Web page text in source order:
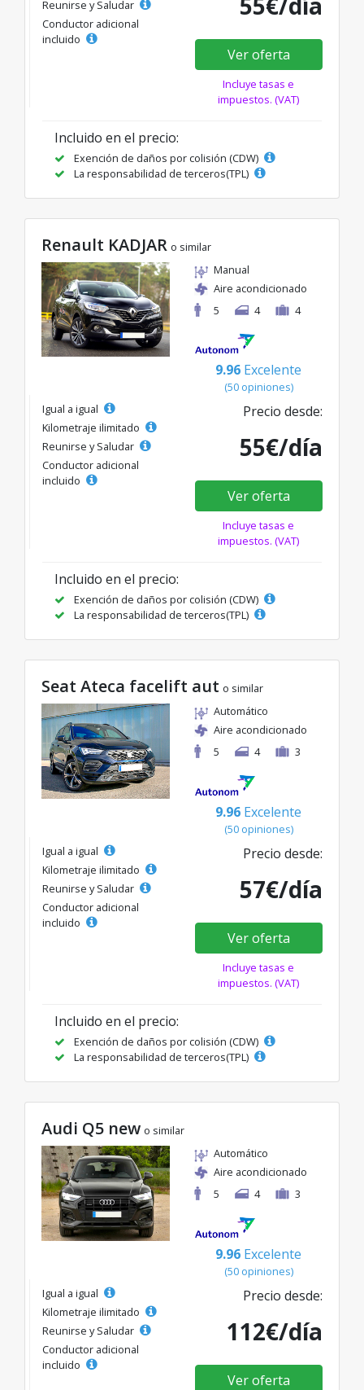
Reunirse y Saludar
Conductor adicional
incluido
Ver oferta
Incluye tasas e
impuestos. (VAT)
Incluido en el precio:
Exención de daños por colisión (CDW)
La responsabilidad de terceros(TPL)
Renault KADJAR o similar
Manual
Aire acondicionado
5
4 4
9.96 Excelente
(50 opiniones)
Igual a igual
Kilometraje ilimitado
Reunirse y Saludar
Conductor adicional
incluido
Precio desde:
55€/día
Ver oferta
Incluye tasas e
impuestos. (VAT)
Incluido en el precio:
Exención de daños por colisión (CDW)
La responsabilidad de terceros(TPL)
Seat Ateca facelift aut o similar
Automático
Aire acondicionado
5
4 3
9.96 Excelente
(50 opiniones)
Igual a igual
Kilometraje ilimitado
Reunirse y Saludar
Conductor adicional
incluido
Precio desde:
57€/día
Ver oferta
Incluye tasas e
impuestos. (VAT)
Incluido en el precio:
Exención de daños por colisión (CDW)
La responsabilidad de terceros(TPL)
Audi Q5 new o similar
Automático
Aire acondicionado
5
4 3
9.96 Excelente
(50 opiniones)
Igual a igual
Kilometraje ilimitado
Reunirse y Saludar
Conductor adicional
incluido
Precio desde:
112€/día
Ver oferta